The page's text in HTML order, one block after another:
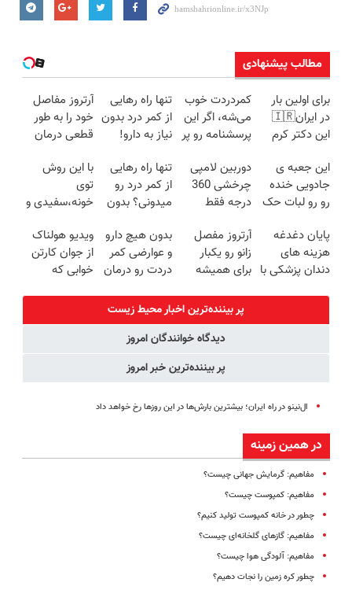
مطالب پیشنهادی
برای اولین بار
در ایران🇮🇷
این دکتر کرم
روزه ساخت!
کمردردت خوب
می‌شه، اگر این
پرسشنامه رو پر
تنها راه رهایی
از کمر درد بدون
نیاز به دارو!
آرتروز مفاصل
خود را به طور
قطعی درمان
◗پرسش‌نامه◖
این جعبه ی
جادویی خنده
رو رو لبات حک
خرید40%تخفیف
دوربین لامپی
چرخشی 360
درجه فقط
🔥 پرداخت
درب منزل
تنها راه رهایی
از کمر درد رو
میدونی؟ بدون
(◂پرسش‌نامه)
با این روش
توی
خونه،سفیدی و
برگردون
(40%off)
پایان دغدغه
هزینه های
دندان پزشکی با
آرتروز مفصل
زانو رو یکبار
برای همیشه
◗پرسش‌نامه◖
بدون هیچ دارو
و عوارضی کمر
دردت رو درمان
(پرسش‌نامه)
ویدیو هولناک
از جوان کارتن
خوابی که
پر بیننده‌ترین اخبار محیط زیست
دیدگاه خوانندگان امروز
پر بیننده‌ترین خبر امروز
ال‌نینو در راه ایران؛ بیشترین بارش‌ها در این روزها رخ خواهد داد
در همین زمینه
مفاهیم: گرمایش جهانی چیست؟
مفاهیم: کمپوست چیست؟
چطور در خانه کمپوست تولید کنیم؟
مفاهیم: گازهای گلخانه‌ای چیست؟
مفاهیم: آلودگی هوا چیست؟
چطور کره زمین را نجات دهیم؟